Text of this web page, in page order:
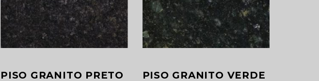
PISO GRANITO PRETO
PISO GRANITO VERDE